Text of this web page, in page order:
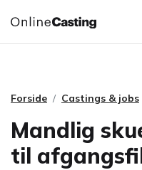
CASTINGS &
Forside Castings & jobs
Mandlig
til